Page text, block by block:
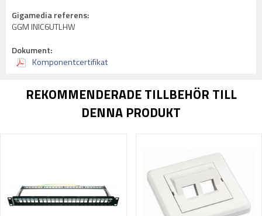
Gigamedia referens:
GGM INIC6UTLHW
Dokument:
Komponentcertifikat
REKOMMENDERADE TILLBEHÖR TILL
DENNA PRODUKT